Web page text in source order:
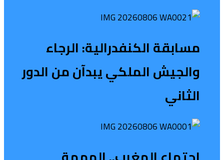
مسابقة الكنفدرالية: الرجاء
والجيش الملكي يبدآن من الدور
الثاني